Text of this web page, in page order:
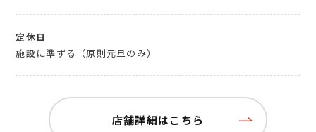
定休日
施設に準ずる（原則元旦のみ）
店舗詳細はこちら